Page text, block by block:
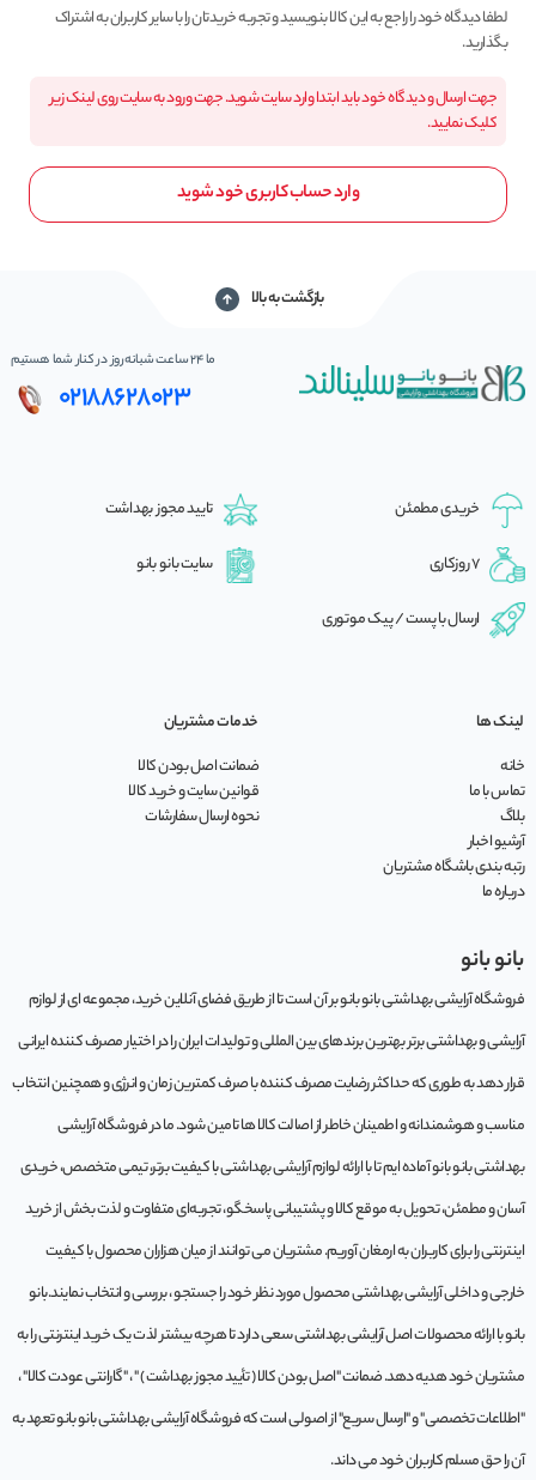
لطفا دیدگاه خود را راجع به این کالا بنویسید و تجربه خریدتان را با سایر کاربران به اشتراک
بگذارید.
جهت ارسال و دیدگاه خود باید ابتدا وارد سایت شوید. جهت ورود به سایت روی لینک زیر
کلیک نمایید.
وارد حساب کاربری خود شوید
بازگشت به بالا
ما 24 ساعت شبانه‌روز در کنار شما هستیم
02188628023
خریدی مطمئن تایید مجوز بهداشت
7 روزکاری سایت بانو بانو
ارسال با پست / پیک موتوری
لینک ها
خانه
تماس با ما
بلاگ
آرشیو اخبار
رتبه بندی باشگاه مشتریان
درباره ما
خدمات مشتریان
ضمانت اصل بودن کالا
قوانین سایت و خرید کالا
نحوه ارسال سفارشات
بانو بانو
فروشگاه آرایشی بهداشتی بانو بانو بر آن است تا از طریق فضای آنلاین خرید، مجموعه‌ ای از لوازم
آرایشی و بهداشتی برتر بهترین برندهای بین المللی و تولیدات ایران را در اختیار مصرف کننده ایرانی
قرار دهد به طوری که حداکثر رضایت مصرف کننده با صرف کمترین زمان و انرژی و همچنین انتخاب
مناسب و هوشمندانه و اطمینان خاطر از اصالت کالا ها تامین شود. ما در فروشگاه آرایشی
بهداشتی بانو بانو آماده ایم تا با ارائه لوازم آرایشی بهداشتی با کیفیت برتر، تیمی متخصص، خریدی
آسان و مطمئن، تحویل به موقع کالا و پشتیبانی پاسخگو، تجربه‌ای متفاوت و لذت بخش از خرید
اینترنتی را برای کاربران به ارمغان آوریم. مشتريان می توانند از ميان هزاران محصول با کيفيت
خارجی و داخلی آرایشی بهداشتی محصول مورد نظر خود را جستجو ، بررسی و انتخاب نمايند.بانو
بانو با ارائه محصولات اصل آرایشی بهداشتی سعی دارد تا هرچه بیشتر لذت یک خرید اینترنتی را به
مشتریان خود هدیه دهد. ضمانت "اصل بودن کالا ( تأیید مجوز بهداشت ) " ، "گارانتی عودت کالا" ،
"اطلاعات تخصصی" و "ارسال سریع" از اصولی است که فروشگاه آرایشی بهداشتی بانو بانو تعهد به
آن را حق مسلم کاربران خود می داند.